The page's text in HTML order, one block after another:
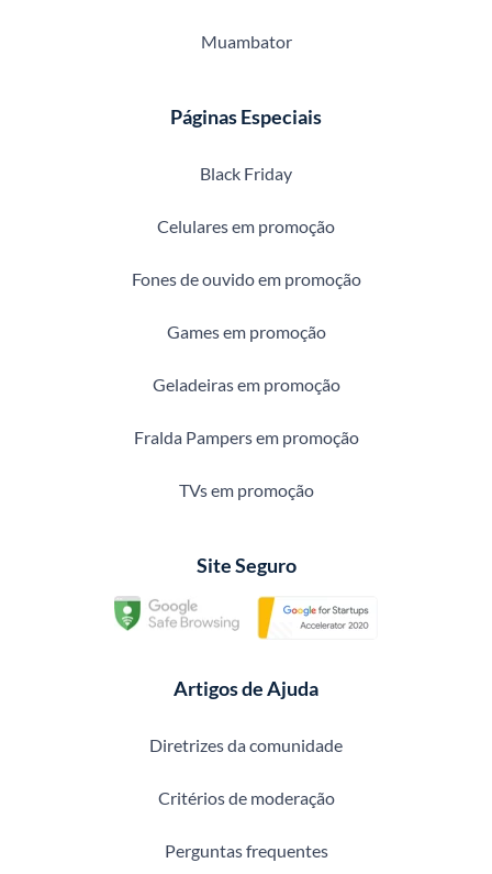
Muambator
Páginas Especiais
Black Friday
Celulares em promoção
Fones de ouvido em promoção
Games em promoção
Geladeiras em promoção
Fralda Pampers em promoção
TVs em promoção
Site Seguro
Artigos de Ajuda
Diretrizes da comunidade
Critérios de moderação
Perguntas frequentes